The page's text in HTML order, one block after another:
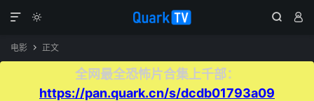
  

电影  正文
全网最全恐怖片合集上千部：
https://pan.quark.cn/s/dcdb01793a09